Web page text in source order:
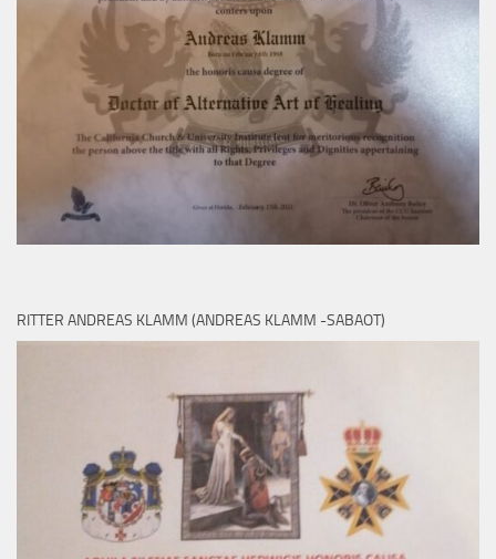
RITTER ANDREAS KLAMM (ANDREAS KLAMM -SABAOT)